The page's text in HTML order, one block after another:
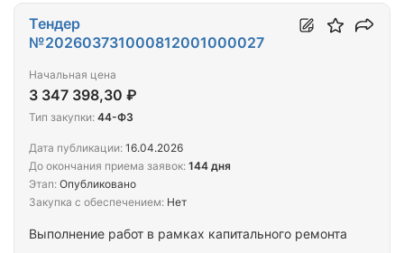
Выполнение работ в рамках капитального ремонта
Тендер
№202603731000812001000027
Начальная цена
3 347 398,30 ₽
Тип закупки: 44-ФЗ
Дата публикации: 16.04.2026
До окончания приема заявок: 144 дня
Этап: Опубликовано
Закупка с обеспечением: Нет